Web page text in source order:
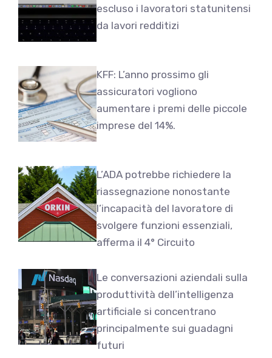
escluso i lavoratori statunitensi
da lavori redditizi
KFF: L’anno prossimo gli
assicuratori vogliono
aumentare i premi delle piccole
imprese del 14%.
L’ADA potrebbe richiedere la
riassegnazione nonostante
l’incapacità del lavoratore di
svolgere funzioni essenziali,
afferma il 4° Circuito
Le conversazioni aziendali sulla
produttività dell’intelligenza
artificiale si concentrano
principalmente sui guadagni
futuri